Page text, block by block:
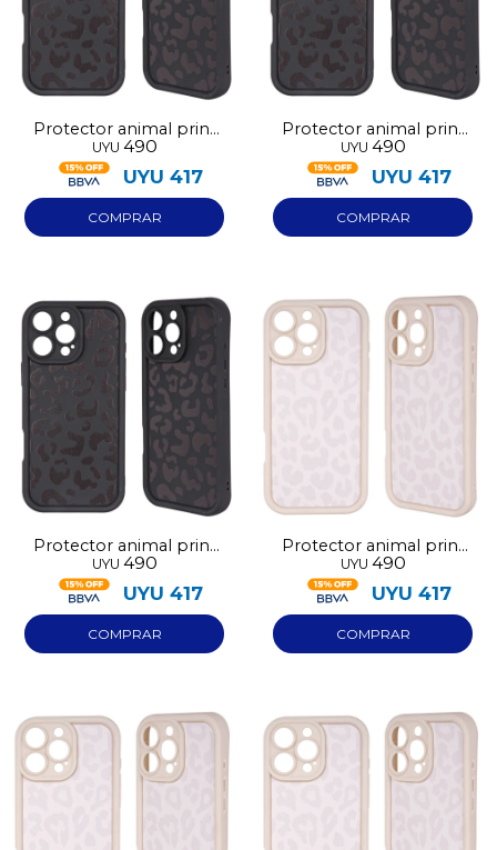
Protector animal print
negro Iphone 15
UYU 490
UYU 417
Protector animal print
negro Iphone 16
UYU 490
UYU 417
Protector animal print
negro Iphone 17
UYU 490
UYU 417
Protector animal print
blanco Iphone 13
UYU 490
UYU 417